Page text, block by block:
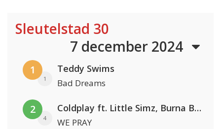
Sleutelstad 30
7 december 2024
1
1
Teddy Swims
Bad Dreams
2
4
Coldplay ft. Little Simz, Burna Boy, Elyanna & Tini
WE PRAY